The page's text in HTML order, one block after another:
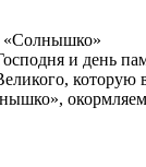
«Солнышко»
и день